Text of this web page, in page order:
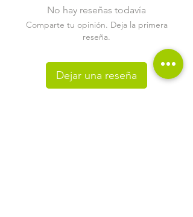
Llavero adjunto para llevar
No hay reseñas todavía
Comparte tu opinión. Deja la primera
reseña.
Dejar una reseña